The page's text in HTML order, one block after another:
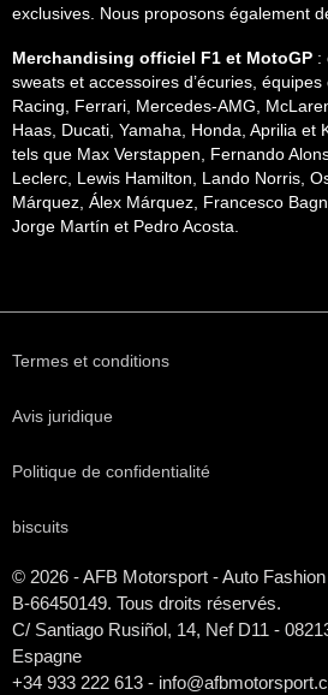
exclusives. Nous proposons également
Merchandising officiel F1 et MotoGP :
sweats et accessoires d’écuries, équipes
Racing, Ferrari, Mercedes-AMG,
Haas, Ducati, Yamaha, Honda, Aprilia et
tels que Max Verstappen, Fernando
Leclerc, Lewis Hamilton, Lando Norris,
Márquez, Álex Márquez, Francesco
Jorge Martín et Pedro Acosta.
Termes et conditions
Avis juridique
Politique de confidentialité
biscuits
© 2026 - AFB Motorsport - Auto
B-66450149. Tous droits réservés.
C/ Santiago Rusiñol, 14, Nef D11 -
Espagne
+34 933 222 613 -